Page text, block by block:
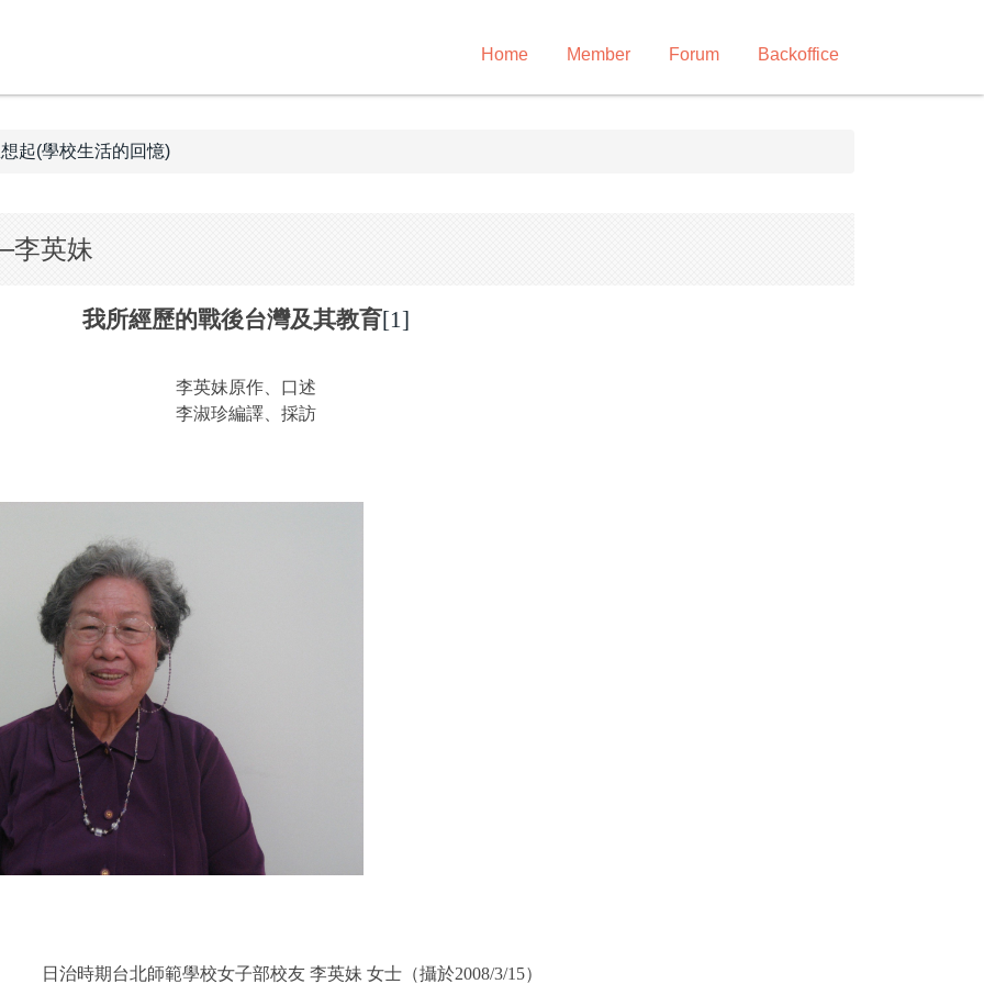
Home Member Forum Backoffice
起(學校生活的回憶)
李英妹
我所經歷的戰後台灣及其教育[1]
李英妹原作、口述
李淑珍編譯、採訪
期台北師範學校女子部校友 李英妹 女士（攝於2008/3/15）